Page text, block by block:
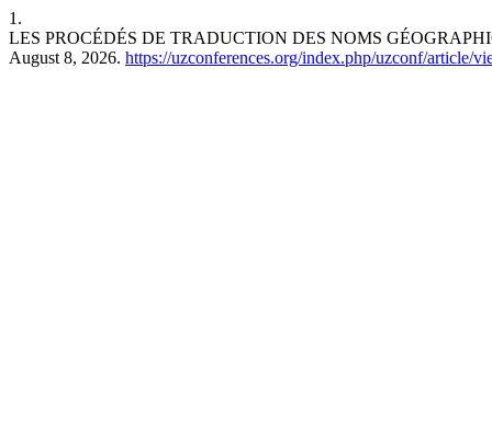
1.
LES PROCÉDÉS DE TRADUCTION DES NOMS
August 8, 2026. https://uzconferences.org/index.php/uzconf/article/